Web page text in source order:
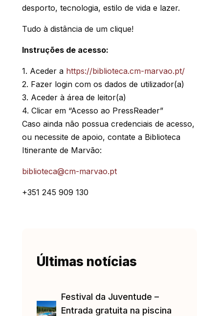
desporto, tecnologia, estilo de vida e lazer.
Tudo à distância de um clique!
Instruções de acesso:
1. Aceder a https://biblioteca.cm-marvao.pt/
2. Fazer login com os dados de utilizador(a)
3. Aceder à área de leitor(a)
4. Clicar em “Acesso ao PressReader”
Caso ainda não possua credenciais de acesso,
ou necessite de apoio, contate a Biblioteca
Itinerante de Marvão:
biblioteca@cm-marvao.pt
+351 245 909 130
Últimas notícias
Festival da Juventude –
Entrada gratuita na piscina